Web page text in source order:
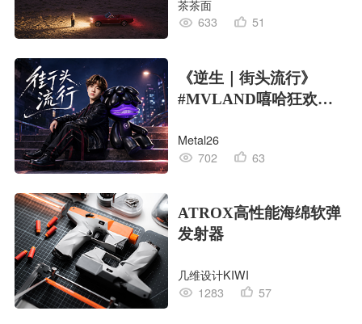
茶茶面
633
51
《逆生｜街头流行》
#MVLAND嘻哈狂欢派
Metal26
702
63
ATROX高性能海绵软弹
发射器
几维设计KIWI
1283
57